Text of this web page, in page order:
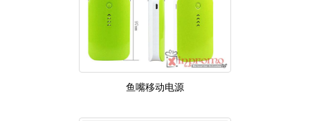
鱼嘴移动电源